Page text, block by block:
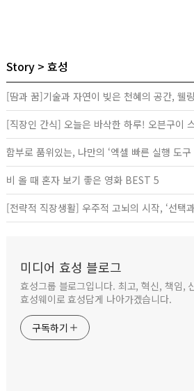
Story 효성
[땀과 꿈]기술과 자연이 빚은 천혜의 공간, 웰
[직장인 간식] 오늘은 바삭한 하루! 오븐구이
함부로 품위있는, 나만의 ‘엑셀 빠른 실행 도구
비 올 때 혼자 보기 좋은 영화 BEST 5
[전략적 직장생활] 우주적 고뇌의 시작, ‘선택
미디어 효성 블로그
효성그룹 블로그입니다. 최고, 혁신, 책임,
효성웨이로 효성답게 나아가겠습니다.
구독하기